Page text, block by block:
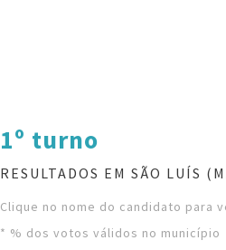
1º turno
RESULTADOS EM SÃO LUÍS
Clique no nome do candidato para
* % dos votos válidos no município